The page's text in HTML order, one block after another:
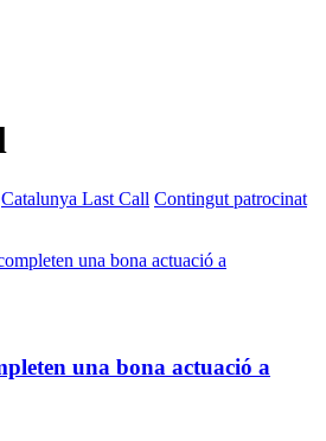
Catalunya Last Call Contingut patrocinat
una bona actuació a